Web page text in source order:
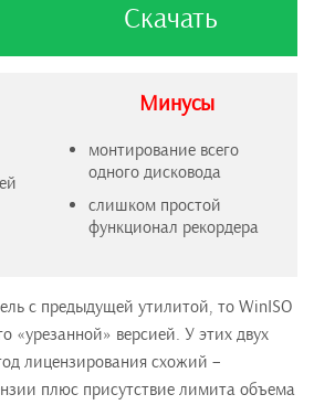
Скачать
Минусы
монтирование всего
одного дисковода
слишком простой
функционал рекордера
с предыдущей утилитой, то WinISO
«урезанной» версией. У этих двух
лицензирования схожий –
плюс присутствие лимита объема